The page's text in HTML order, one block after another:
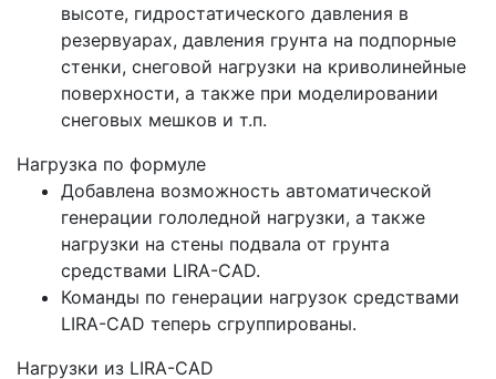
высоте, гидростатического давления в
резервуарах, давления грунта на подпорные
стенки, снеговой нагрузки на криволинейные
поверхности, а также при моделировании
снеговых мешков и т.п.
Нагрузка по формуле
Добавлена возможность автоматической
генерации гололедной нагрузки, а также
нагрузки на стены подвала от грунта
средствами LIRA-CAD.
Команды по генерации нагрузок средствами
LIRA-CAD теперь сгруппированы.
Нагрузки из LIRA-CAD